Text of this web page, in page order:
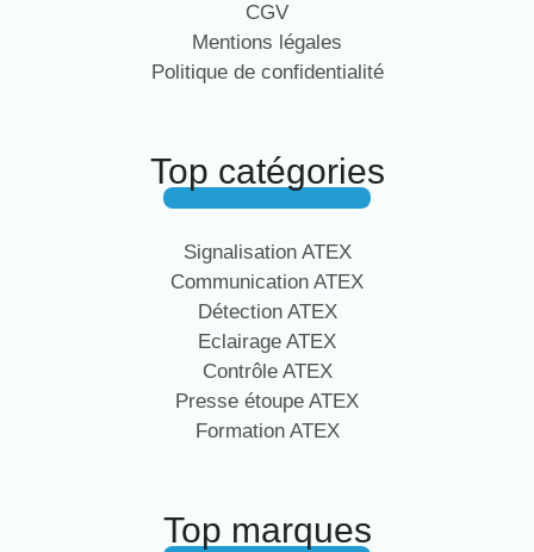
CGV
Mentions légales
Politique de confidentialité
Top catégories
Signalisation ATEX
Communication ATEX
Détection ATEX
Eclairage ATEX
Contrôle ATEX
Presse étoupe ATEX
Formation ATEX
Top marques